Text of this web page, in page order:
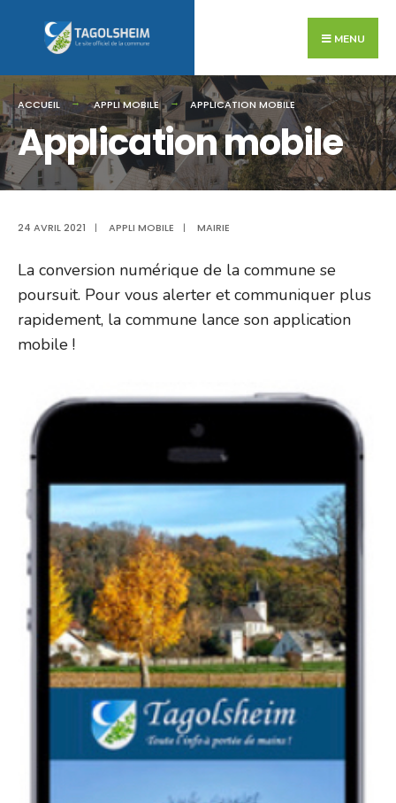
MENU
ACCUEIL APPLI MOBILE APPLICATION MOBILE
Application mobile
24 AVRIL 2021 | APPLI MOBILE | MAIRIE
La conversion numérique de la commune se
poursuit. Pour vous alerter et communiquer plus
rapidement, la commune lance son application
mobile !
for: